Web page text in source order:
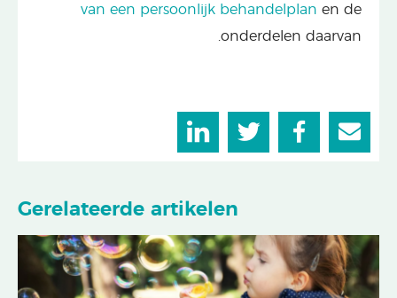
van een persoonlijk behandelplan en de
onderdelen daarvan.
Gerelateerde artikelen